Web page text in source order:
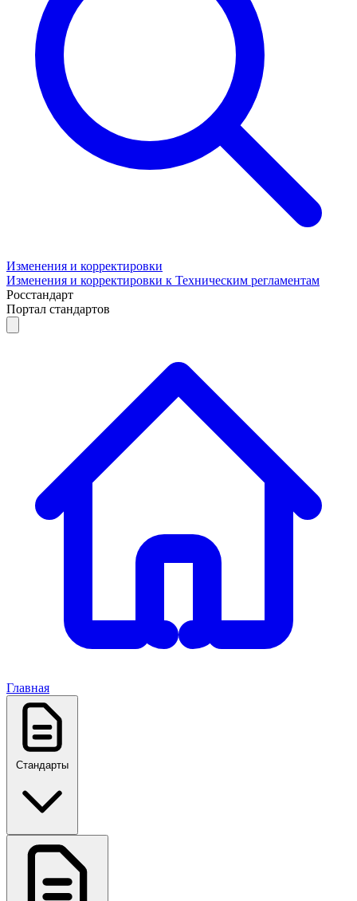
Изменения и корректировки
Изменения и корректировки к Техническим регламентам
Росстандарт
Портал стандартов
Главная
Стандарты
ГОСТ, ГОСТ Р, ПНСТ